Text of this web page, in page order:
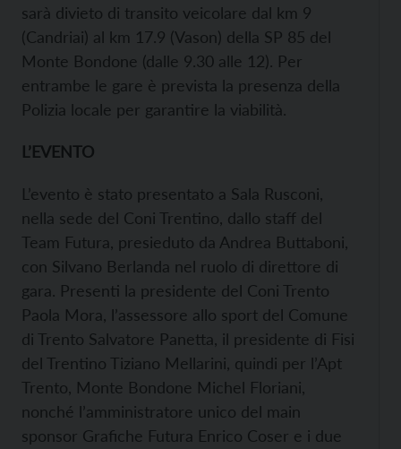
sarà divieto di transito veicolare dal km 9
(Candriai) al km 17.9 (Vason) della SP 85 del
Monte Bondone (dalle 9.30 alle 12). Per
entrambe le gare è prevista la presenza della
Polizia locale per garantire la viabilità.
L’EVENTO
L’evento è stato presentato a Sala Rusconi,
nella sede del Coni Trentino, dallo staff del
Team Futura, presieduto da Andrea Buttaboni,
con Silvano Berlanda nel ruolo di direttore di
gara. Presenti la presidente del Coni Trento
Paola Mora, l’assessore allo sport del Comune
di Trento Salvatore Panetta, il presidente di Fisi
del Trentino Tiziano Mellarini, quindi per l’Apt
Trento, Monte Bondone Michel Floriani,
nonché l’amministratore unico del main
sponsor Grafiche Futura Enrico Coser e i due